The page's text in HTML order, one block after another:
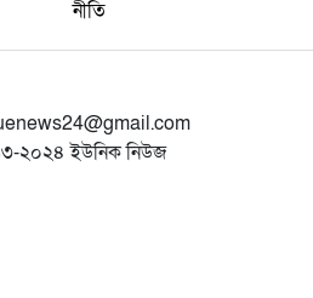
নীতি
২০২৪ ইউনিক নিউজ